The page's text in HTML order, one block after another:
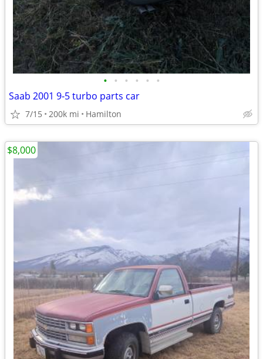
• • • • • •
Saab 2001 9-5 turbo parts car
7/15 200k mi Hamilton
$8,000